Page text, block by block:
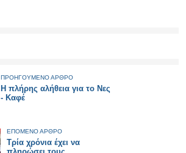
ΠΡΟΗΓΟΥΜΕΝΟ ΑΡΘΡΟ
Η πλήρης αλήθεια για το Νες
- Καφέ
ΕΠΟΜΕΝΟ ΑΡΘΡΟ
Τρία χρόνια έχει να